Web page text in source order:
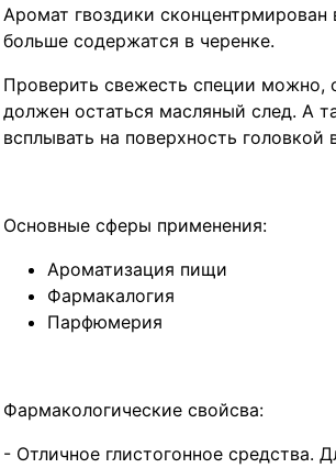
Аромат гвоздики
больше содержатся в черенке.
Проверить свежесть специи можно,
должен остаться масляный след. А
всплывать на поверхность головкой
Основные сферы применения:
Ароматизация пищи
Фармакалогия
Парфюмерия
Фармакологические свойсва:
- Отличное глистогонное средства.